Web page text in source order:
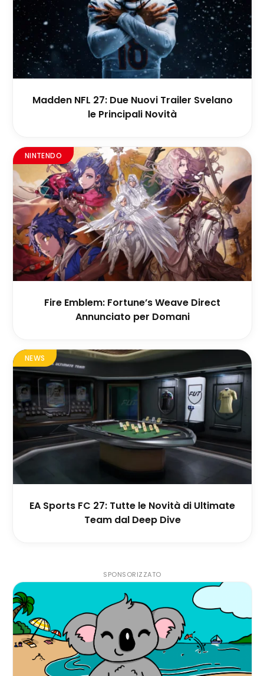
Madden NFL 27: Due Nuovi Trailer Svelano
le Principali Novità
NINTENDO
Fire Emblem: Fortune’s Weave Direct
Annunciato per Domani
NEWS
EA Sports FC 27: Tutte le Novità di Ultimate
Team dal Deep Dive
SPONSORIZZATO